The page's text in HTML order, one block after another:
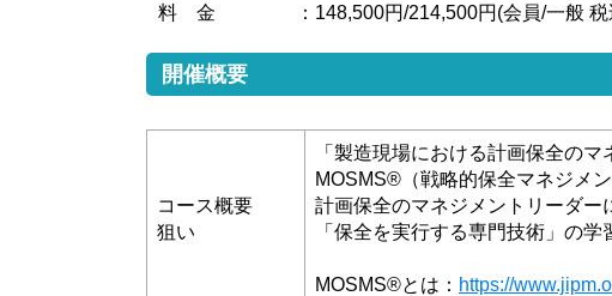
料 金
：148,500円/214,500円(会員/一般
開催概要
コース概要
狙い
「製造現場における計画保全の
MOSMS®（戦略的保全マネジメ
計画保全のマネジメントリーダー
「保全を実行する専門技術」の
MOSMS®とは： https://